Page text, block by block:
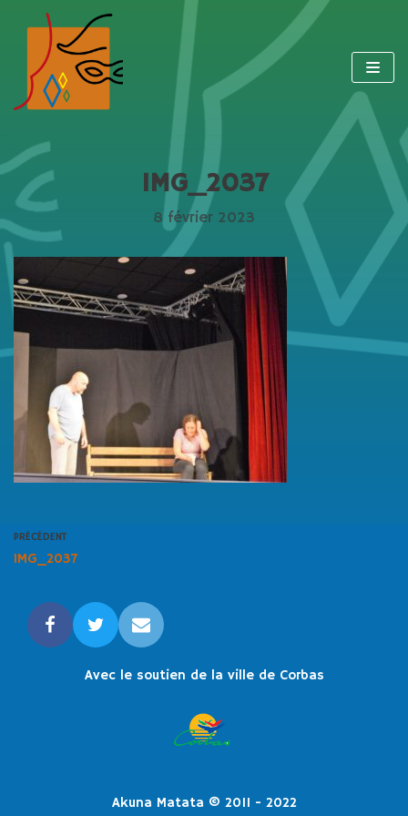
Aller
contenu
IMG_2037
8 février 2023
PRÉCÉDENT
IMG_2037
Avec le soutien de la ville de Corbas
Akuna Matata © 2011 - 2022